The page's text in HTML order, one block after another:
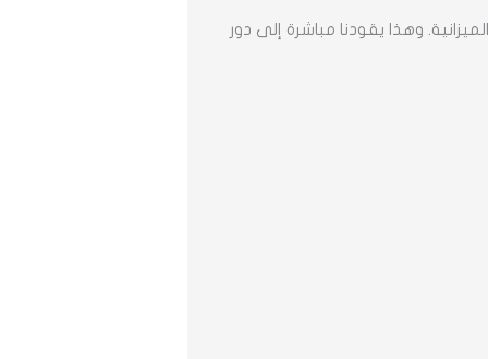
وهذا يقودنا مباشرة إلى دور